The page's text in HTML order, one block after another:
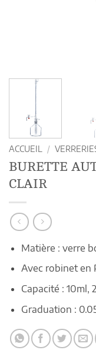
ACCUEIL /
BURETTE
CLAIR
Matière : verre
Avec robinet en
Capacité : 10ml,
Graduation :